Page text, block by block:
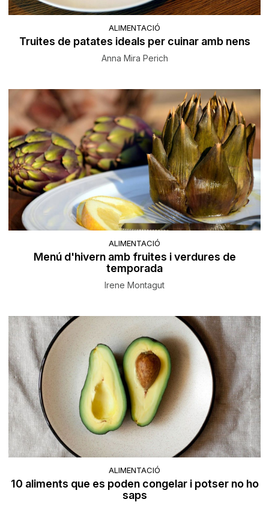
ALIMENTACIÓ
Truites de patates ideals per cuinar amb nens
Anna Mira Perich
ALIMENTACIÓ
Menú d'hivern amb fruites i verdures de
temporada
Irene Montagut
ALIMENTACIÓ
10 aliments que es poden congelar i potser no ho
saps